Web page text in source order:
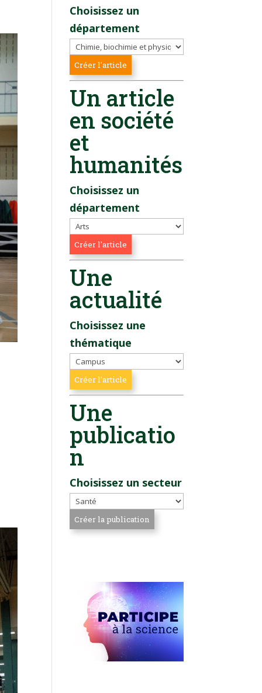
Choisissez un
département
Un article
en société
et
humanités
Choisissez un
département
Une
actualité
Choisissez une
thématique
Une
publicatio
n
Choisissez un secteur